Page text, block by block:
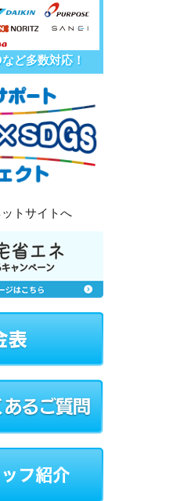
ど多数対応！